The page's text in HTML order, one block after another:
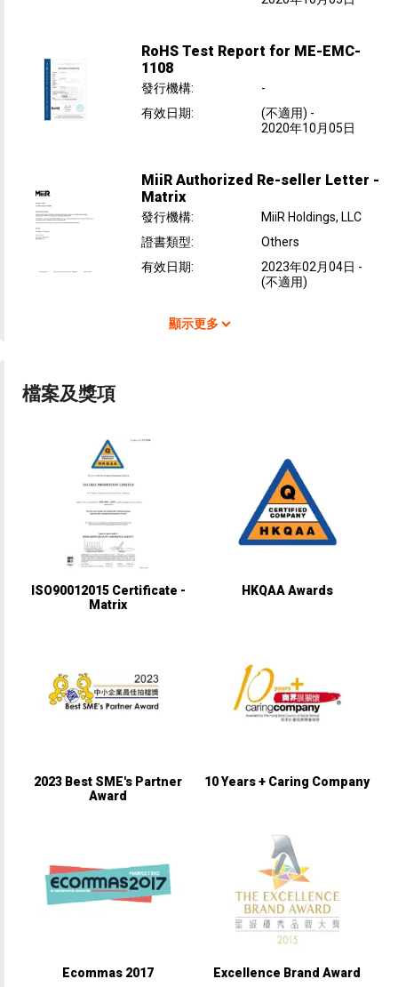
RoHS Test Report for ME-EMC-
1108
發行機構:
-
有效日期: (不適用) -
2020年10月05日
MiiR Authorized Re-seller Letter -
Matrix
發行機構:
MiiR Holdings, LLC
證書類型:
Others
有效日期: 2023年02月04日 -
(不適用)
顯示更多
檔案及獎項
ISO90012015 Certificate -
Matrix
HKQAA Awards
2023 Best SME's Partner
Award
10 Years + Caring Company
Ecommas 2017 Excellence Brand Award